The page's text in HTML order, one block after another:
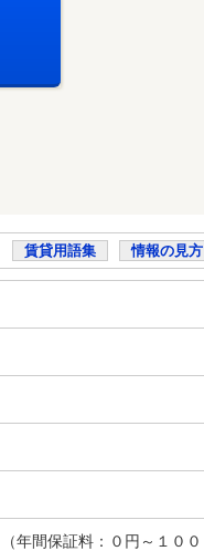
賃貸用語集 情報の見方
年間保証料：０円～１００